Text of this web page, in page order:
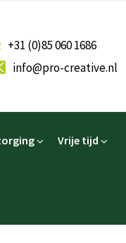
+31 (0)85 060 1686
info@pro-creative.nl
Vrije tijd